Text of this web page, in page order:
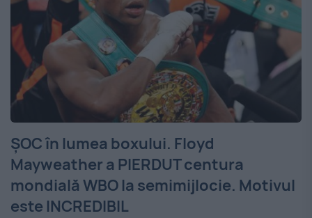
ŞOC în lumea boxului. Floyd
Mayweather a PIERDUT centura
mondială WBO la semimijlocie. Motivul
este INCREDIBIL